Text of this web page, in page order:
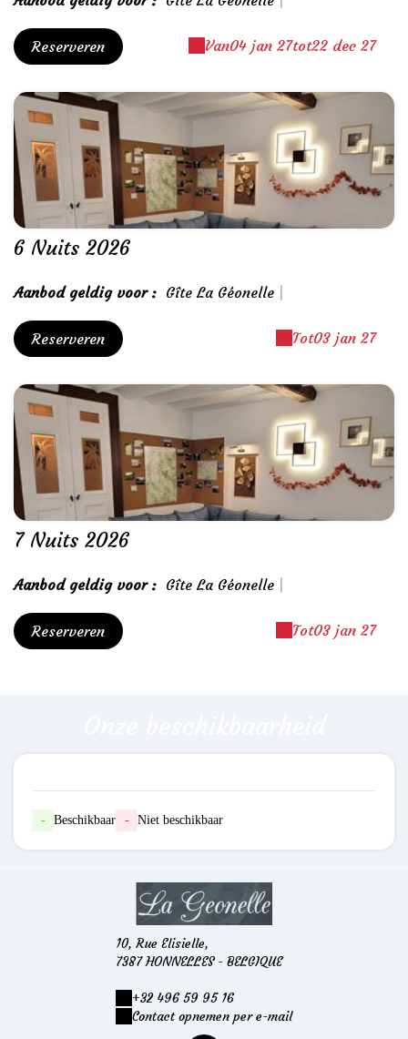
Reserveren Van04 jan 27tot22 dec 27
6 Nuits 2026
Aanbod geldig voor : Gîte La Géonelle
Reserveren Tot03 jan 27
7 Nuits 2026
Aanbod geldig voor : Gîte La Géonelle
Reserveren Tot03 jan 27
- Beschikbaar - Niet beschikbaar
10, Rue Elisielle,
7387 HONNELLES - BELGIQUE
+32 496 59 95 16
Contact opnemen per e-mail